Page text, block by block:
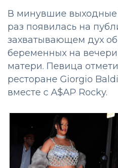
В минувшие
раз появилась на
захватывающем дух
беременных на
матери. Певица
ресторане Giorgio
вместе с A$AP Rocky.